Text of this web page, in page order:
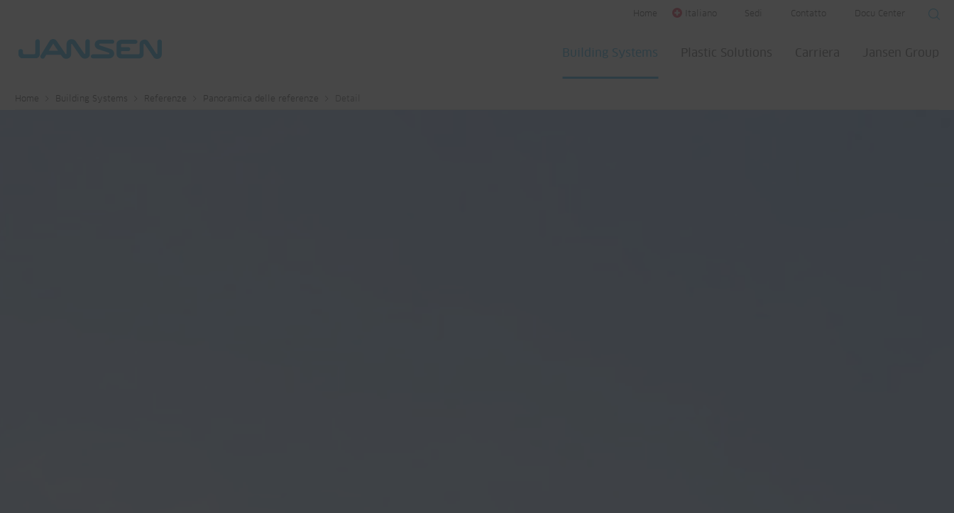
Home Italiano Sedi Contatto Docu Center
Building Systems
Home Building Systems Referenze Panoramica delle referenze